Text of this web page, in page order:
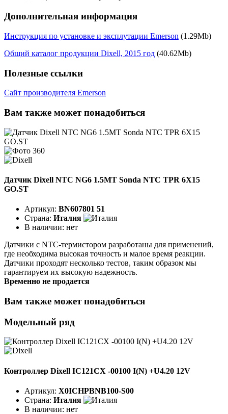
Дополнительная информация
Инструкция по установке и эксплутации Emerson (1.29Mb)
Общий каталог продукции Dixell, 2015 год (40.62Mb)
Полезные ссылки
Сайт производителя Emerson
Вам также может понадобиться
Датчик Dixell NTC NG6 1.5MT Sonda NTC TPR 6X15
GO.ST
Артикул: BN607801 51
Страна: Италия
В наличии: нет
Датчики с NTC-термистором разработаны для применений,
где необходима высокая точность и малое время реакции.
Датчики проходят несколько тестов, таким образом мы
гарантируем их высокую надежность.
Временно не продается
Вам также может понадобиться
Модельный ряд
Контроллер Dixell IC121CX -00100 I(N) +U4.20 12V
Артикул: X0ICHPBNB100-S00
Страна: Италия
В наличии: нет